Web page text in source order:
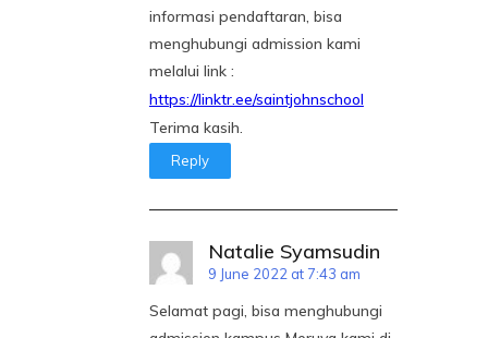
informasi pendaftaran, bisa
menghubungi admission kami
melalui link :
https://linktr.ee/saintjohnschool
Terima kasih.
Reply
Natalie Syamsudin
9 June 2022 at 7:43 am
Selamat pagi, bisa menghubungi